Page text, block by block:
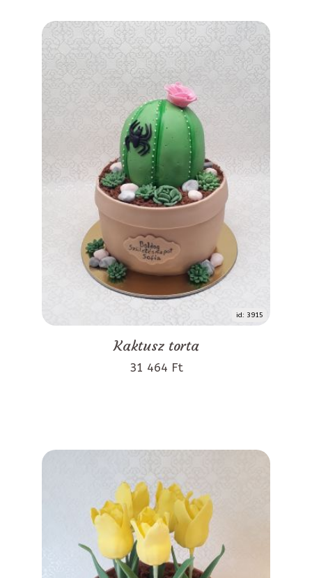
id: 3915
Kaktusz torta
31 464 Ft